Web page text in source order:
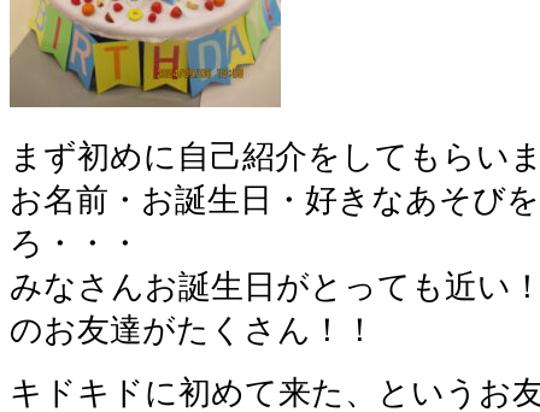
まず初めに自己紹介をしてもらい
お名前・お誕生日・好きなあそび
ろ・・・
みなさんお誕生日がとっても近い
のお友達がたくさん！！
キドキドに初めて来た、というお